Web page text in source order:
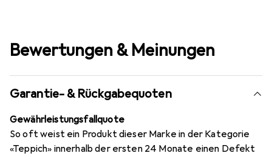
Bewertungen & Meinungen
Garantie- & Rückgabequoten
Gewährleistungsfallquote
So oft weist ein Produkt dieser Marke in der Kategorie
«Teppich» innerhalb der ersten 24 Monate einen Defekt